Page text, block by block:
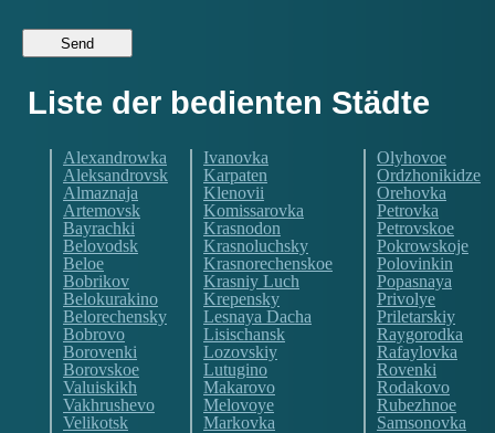
Liste der bedienten Städte
Alexandrowka
Aleksandrovsk
Almaznaja
Artemovsk
Bayrachki
Belovodsk
Beloe
Bobrikov
Belokurakino
Belorechensky
Bobrovo
Borovenki
Borovskoe
Valuiskikh
Vakhrushevo
Velikotsk
Ivanovka
Karpaten
Klenovii
Komissarovka
Krasnodon
Krasnoluchsky
Krasnorechenskoe
Krasniy Luch
Krepensky
Lesnaya Dacha
Lisischansk
Lozovskiy
Lutugino
Makarovo
Melovoye
Markovka
Olyhovoe
Ordzhonikidze
Orehovka
Petrovka
Petrovskoe
Pokrowskoje
Polovinkin
Popasnaya
Privolye
Priletarskiy
Raygorodka
Rafaylovka
Rovenki
Rodakovo
Rubezhnoe
Samsonovka